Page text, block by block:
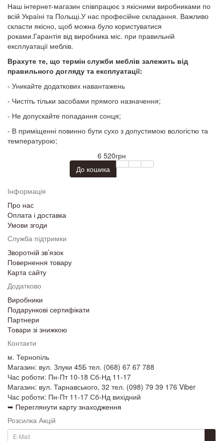
Наш інтернет-магазин співпрацює з якісними виробниками по
всій Україні та Польщі.У нас професійне складання. Важливо
скласти якісно, щоб можна було користуватися
роками.Гарантія від виробника міс. при правильній
експлуатації меблів.
Врахуте те, що термін служби меблів залежить від
правильного догляду та експлуатації:
- Уникайте додаткових навантажень
- Чистіть тільки засобами прямого назначення;
- Не допускайте попадання сонця;
- В приміщенні повинно бути сухо з допустимою вологістю та
температурою;
6 520грн
До кошика
Інформація
Про нас
Оплата і доставка
Умови згоди
Служба підтримки
Зворотній зв’язок
Повернення товару
Карта сайту
Додатково
Виробники
Подарункові сертифікати
Партнери
Товари зі знижкою
Контакти
м. Тернопіль
Магазин: вул. Злуки 45Б тел. (068) 67 67 788
Час роботи: Пн-Пт 10-18 Сб-Нд 11-17
Магазин: вул. Тарнавського, 32 тел. (098) 79 39 176 Viber
Час роботи: Пн-Пт 11-17 Сб-Нд вихідний
➥ Переглянути карту знаходження
Розсилка Акцій